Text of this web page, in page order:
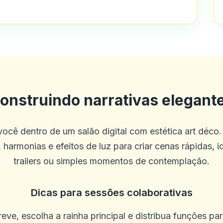
narrativas
dentro de um salão digital com estética art
e efeitos de luz para criar cenas rápidas,
trailers ou simples momentos de contemplação.
Dicas para sessões colaborativas
escolha a rainha principal e distribua funções
Além disso, o concurso grátis
de graça, esteve com eles
setembro. Funcionários adoráveis,